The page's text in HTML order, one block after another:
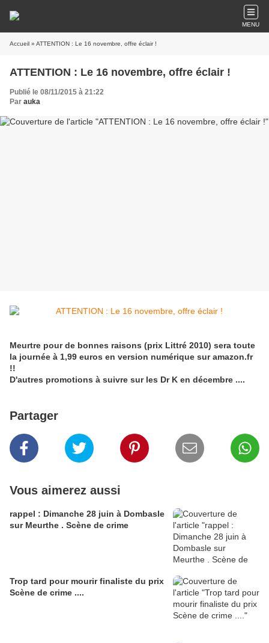
MENU
Accueil » ATTENTION : Le 16 novembre, offre éclair !
ATTENTION : Le 16 novembre, offre éclair !
Publié le 08/11/2015 à 21:22
Par auka
Meurtre pour de bonnes raisons (prix Littré 2010) sera toute
la journée à 1,99 euros en version numérique sur amazon.fr
!!
D'autres promotions à suivre sur les Dr K en décembre ....
Partager
Vous aimerez aussi
rappel : Dimanche 28 juin à Dombasle
sur Meurthe . Scène de crime
Trop tard pour mourir finaliste du prix
Scène de crime ....